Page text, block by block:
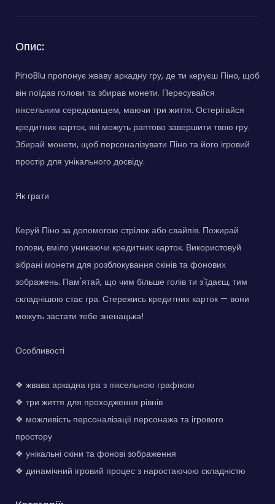
Опис:
PinoBlu пропонує жваву аркадну гру, де ти керуєш Піно, щоб
він поїдав голови та збирав монети. Пересувайся
піксельним середовищем, маючи три життя. Остерігайся
кредитних карток, які можуть раптово завершити твою гру.
Збирай монети, щоб персоналізувати Піно та його ігровий
простір для унікального досвіду.
Як грати
Керуй Піно за допомогою стрілок або свайпів. Пожирай
голови, вміло уникаючи кредитних карток. Використовуй
зібрані монети для розблокування скінів та фонових
зображень. Пам'ятай, що чим більше голів ти з'їдаєш, тим
складнішою стає гра. Стережись кредитних карток — вони
можуть застати тебе зненацька!
Особливості
❖ жвава аркадна гра з піксельною графікою
❖ три життя для проходження рівнів
❖ можливість персоналізації персонажа та ігрового
простору
❖ унікальні скіни та фонові зображення
❖ динамічний ігровий процес з наростаючою складністю